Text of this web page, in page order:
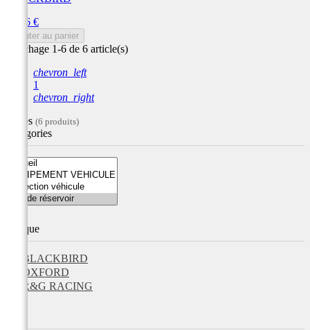
28,56 €
Ajouter au panier
Affichage 1-6 de 6 article(s)
chevron_left
1
chevron_right
Filtres (6 produits)
Catégories
Marque
BLACKBIRD
OXFORD
R&G RACING